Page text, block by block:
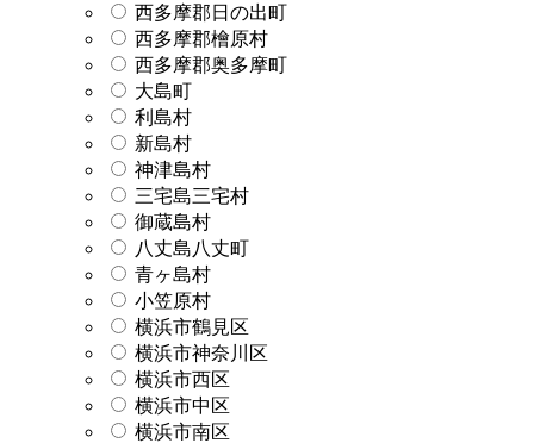
西多摩郡日の出町
西多摩郡檜原村
西多摩郡奥多摩町
大島町
利島村
新島村
神津島村
三宅島三宅村
御蔵島村
八丈島八丈町
青ヶ島村
小笠原村
横浜市鶴見区
横浜市神奈川区
横浜市西区
横浜市中区
横浜市南区